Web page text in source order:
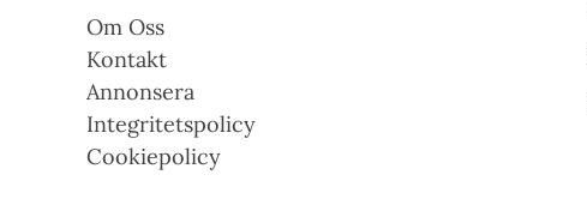
Om Oss
Kontakt
Annonsera
Integritetspolicy
Cookiepolicy